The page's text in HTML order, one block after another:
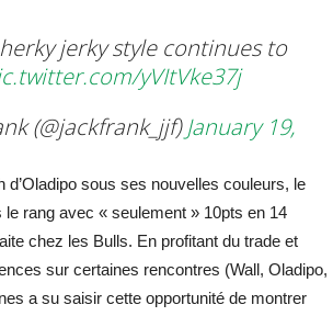
jerky style continues to
yVItVke37j
(@jackfrank_jjf)January 19,
d’Oladipo sous ses nouvelles couleurs, le
le rang avec « seulement » 10pts en 14
chez les Bulls. En profitant du trade et
sur certaines rencontres (Wall, Oladipo,
a su saisir cette opportunité de montrer